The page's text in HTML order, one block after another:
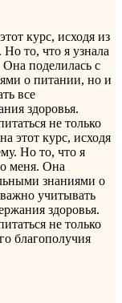
курс, исходя из
то, что я узнала
поделилась с
о питании, но и
все
здоровья.
не только
этот курс, исходя
Но то, что я
меня. Она
знаниями о
учитывать
здоровья.
не только
благополучия